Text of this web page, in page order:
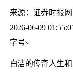
来源： 证券时报网
2026-06-09 01:55:01
字号
白洁的传奇人生